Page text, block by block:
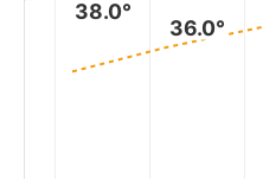
36.0°
38.0°